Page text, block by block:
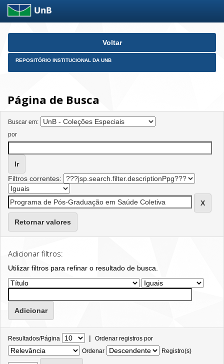
Skip
Voltar
REPOSITÓRIO INSTITUCIONAL DA UNB
Página de Busca
Buscar em:
por
Filtros correntes:
Retornar valores
Adicionar filtros:
Utilizar filtros para refinar o resultado de busca.
Resultados/Página | Ordenar registros por
Ordenar
Registro(s)